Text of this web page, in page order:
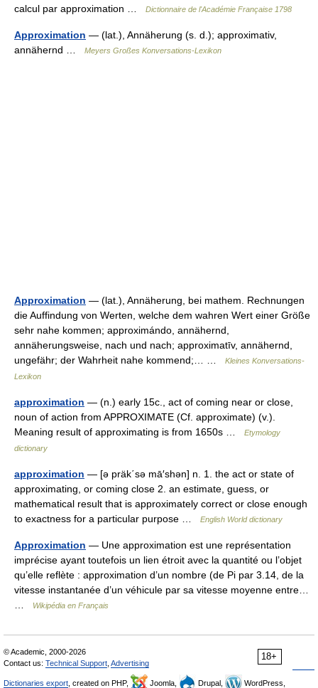
calcul par approximation …
Dictionnaire de l'Académie Française 1798
Approximation — (lat.), Annäherung (s. d.); approximativ,
annähernd …
Meyers Großes Konversations-Lexikon
Approximation — (lat.), Annäherung, bei mathem. Rechnungen
die Auffindung von Werten, welche dem wahren Wert einer Größe
sehr nahe kommen; approximándo, annähernd,
annäherungsweise, nach und nach; approximatīv, annähernd,
ungefähr; der Wahrheit nahe kommend;… …
Kleines Konversations-
Lexikon
approximation — (n.) early 15c., act of coming near or close,
noun of action from APPROXIMATE (Cf. approximate) (v.).
Meaning result of approximating is from 1650s …
Etymology
dictionary
approximation — [ə präk΄sə mā′shən] n. 1. the act or state of
approximating, or coming close 2. an estimate, guess, or
mathematical result that is approximately correct or close enough
to exactness for a particular purpose …
English World dictionary
Approximation — Une approximation est une représentation
imprécise ayant toutefois un lien étroit avec la quantité ou l’objet
qu’elle reflète : approximation d’un nombre (de Pi par 3.14, de la
vitesse instantanée d’un véhicule par sa vitesse moyenne entre…
Wikipédia en Français
18+
© Academic, 2000-2026
Contact us: Technical Support Advertising
Dictionaries export , created on PHP, Joomla, Drupal,
WordPress,